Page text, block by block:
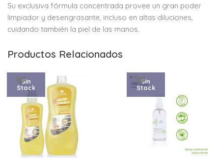
Su exclusiva fórmula concentrada provee un gran poder
limpiador y desengrasante, incluso en altas diluciones,
cuidando también la piel de las manos.
Productos Relacionados
Sin
Stock
Sin
Stock